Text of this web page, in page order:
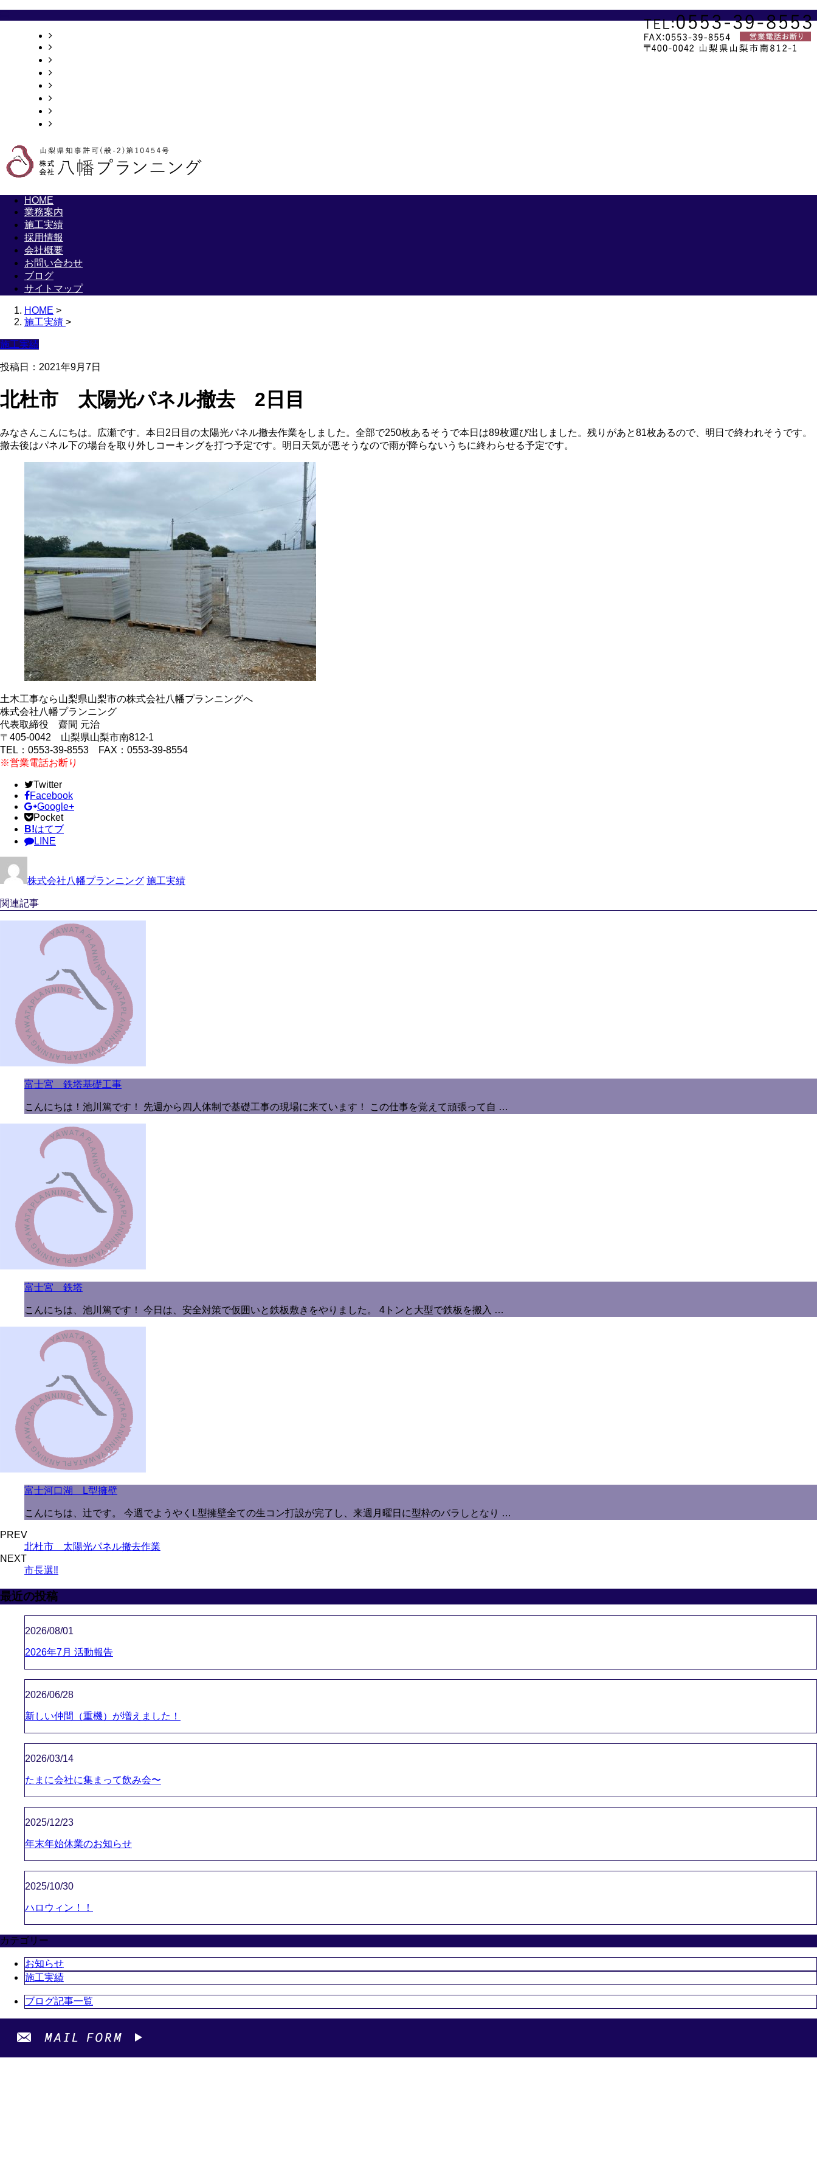
HOME
業務案内
施工実績
採用情報
会社概要
お問い合わせ
ブログ
サイトマップ
HOME >
施工実績 >
施工実績
投稿日：2021年9月7日
北杜市 太陽光パネル撤去 2日目
みなさんこんにちは。広瀬です。本日2日目の太陽光パネル撤去作業をしました。全部で250枚あるそうで本日は89枚運び出しました。残りがあと81枚あるので、明日で終われそうです。
撤去後はパネル下の場台を取り外しコーキングを打つ予定です。明日天気が悪そうなので雨が降らないうちに終わらせる予定です。
土木工事なら山梨県山梨市の株式会社八幡プランニングへ
株式会社八幡プランニング
代表取締役 齋間 元治
〒405-0042 山梨県山梨市南812-1
TEL：0553-39-8553 FAX：0553-39-8554
※営業電話お断り
Twitter
Facebook
Google+
Pocket
B!はてブ
LINE
株式会社八幡プランニング 施工実績
関連記事
富士宮 鉄塔基礎工事
こんにちは！池川篤です！ 先週から四人体制で基礎工事の現場に来ています！ この仕事を覚えて頑張って自 …
富士宮 鉄塔
こんにちは、池川篤です！ 今日は、安全対策で仮囲いと鉄板敷きをやりました。 4トンと大型で鉄板を搬入 …
富士河口湖 L型擁壁
こんにちは、辻です。 今週でようやくL型擁壁全ての生コン打設が完了し、来週月曜日に型枠のバラしとなり …
PREV
北杜市 太陽光パネル撤去作業
NEXT
市長選‼️
最近の投稿
2026/08/01
2026年7月 活動報告
2026/06/28
新しい仲間（重機）が増えました！
2026/03/14
たまに会社に集まって飲み会〜
2025/12/23
年末年始休業のお知らせ
2025/10/30
ハロウィン！！
カテゴリー
お知らせ
施工実績
ブログ記事一覧